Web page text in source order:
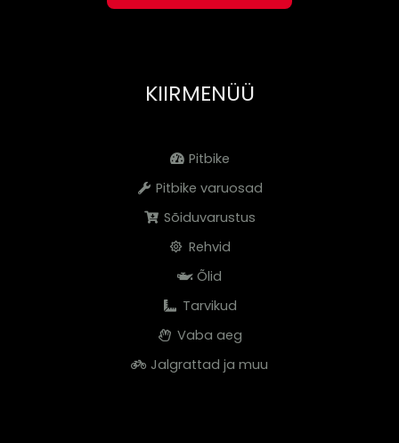
KIIRMENÜÜ
Pitbike
Pitbike varuosad
Sõiduvarustus
Rehvid
Õlid
Tarvikud
Vaba aeg
Jalgrattad ja muu